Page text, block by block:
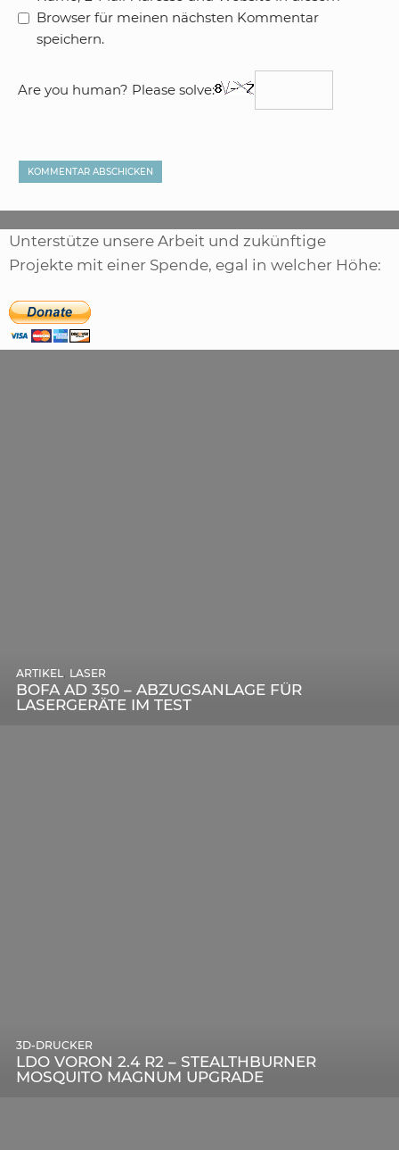
Browser für meinen nächsten Kommentar
speichern.
Are you human? Please solve:
Unterstütze unsere Arbeit und zukünftige
Projekte mit einer Spende, egal in welcher Höhe:
BOFA AD 350 – ABZUGSANLAGE FÜR
LASERGERÄTE IM TEST
ARTIKEL, LASER
DIE BEDEUTENDSTEN SCHRITTE ZUR
ERFOLGREICHEN MARKENBILDUNG IN DER
DIGITALEN ÄRA
LDO VORON 2.4 R2 – STEALTHBURNER
MOSQUITO MAGNUM UPGRADE
3D-DRUCKER